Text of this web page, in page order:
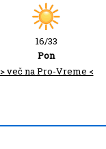
16/33
Pon
> več na Pro-Vreme <